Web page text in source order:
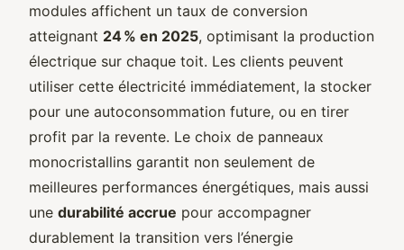
modules affichent un taux de conversion
atteignant 24 % en 2025, optimisant la production
électrique sur chaque toit. Les clients peuvent
utiliser cette électricité immédiatement, la stocker
pour une autoconsommation future, ou en tirer
profit par la revente. Le choix de panneaux
monocristallins garantit non seulement de
meilleures performances énergétiques, mais aussi
une durabilité accrue pour accompagner
durablement la transition vers l’énergie